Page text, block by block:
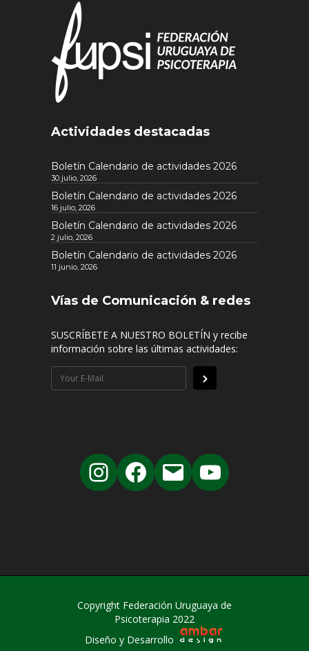
Actividades destacadas
Boletín Calendario de actividades 2026
30 julio, 2026
Boletín Calendario de actividades 2026
16 julio, 2026
Boletín Calendario de actividades 2026
2 julio, 2026
Boletín Calendario de actividades 2026
11 junio, 2026
Vías de Comunicación & redes
SUSCRÍBETE A NUESTRO BOLETÍN y recibe
información sobre las últimas actividades:
Copyright Federación Uruguaya de
Psicoterapia 2022
Diseño y Desarrollo